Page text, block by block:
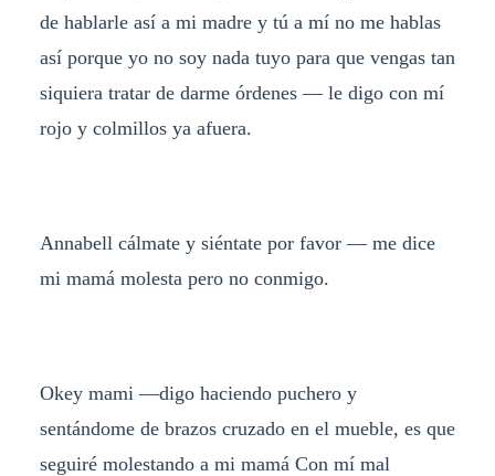
de hablarle así a mi madre y tú a mí no me hablas
así porque yo no soy nada tuyo para que vengas tan
siquiera tratar de darme órdenes — le digo con mí
rojo y colmillos ya afuera.
Annabell cálmate y siéntate por favor — me dice
mi mamá molesta pero no conmigo.
Okey mami —digo haciendo puchero y
sentándome de brazos cruzado en el mueble, es que
seguiré molestando a mi mamá Con mí mal